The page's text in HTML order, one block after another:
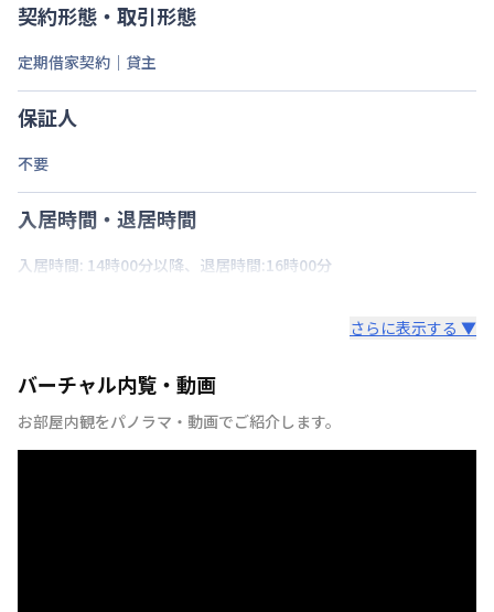
契約形態・取引形態
定期借家契約｜貸主
保証人
不要
入居時間・退居時間
入居時間: 14時00分以降、退居時間:16時00分
さらに表示する ▼
バーチャル内覧・動画
お部屋内観をパノラマ・動画でご紹介します。